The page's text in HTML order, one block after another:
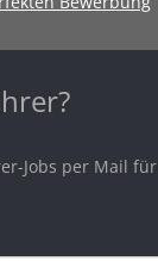
Jobs per Mail für